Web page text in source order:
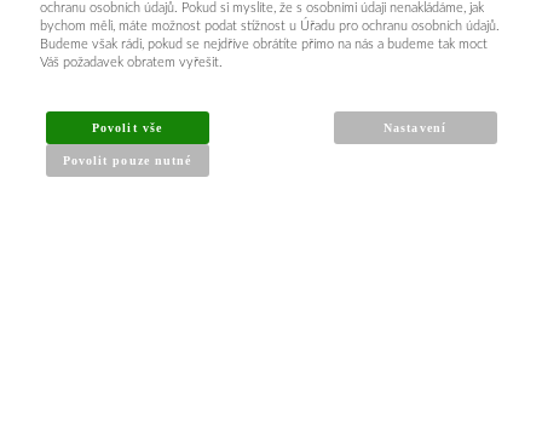
ochranu osobních údajů. Pokud si myslíte, že s osobními údaji nenakládáme, jak
bychom měli, máte možnost podat stížnost u Úřadu pro ochranu osobních údajů.
Budeme však rádi, pokud se nejdříve obrátíte přímo na nás a budeme tak moct
Váš požadavek obratem vyřešit.
Povolit vše
Povolit pouze nutné
Nastavení